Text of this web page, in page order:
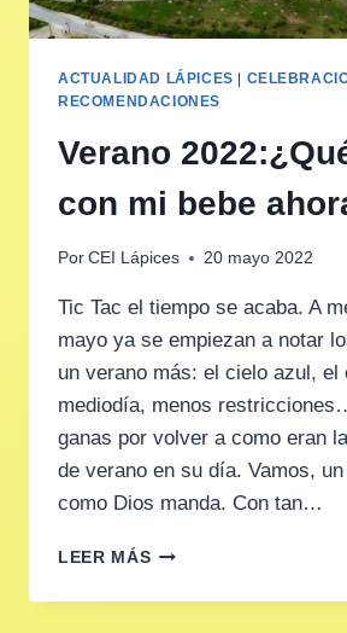
ACTUALIDAD LÁPICES |
RECOMENDACIONES
Verano
con mi bebe
Por CEI Lápices 20 mayo 2022
Tic Tac el tiempo se acaba. A
mayo ya se empiezan a notar
un verano más: el cielo azul, el
mediodía, menos
ganas por volver a como eran
de verano en su día. Vamos,
como Dios manda. Con tan…
LEER MÁSVERANO
¿QUÉ